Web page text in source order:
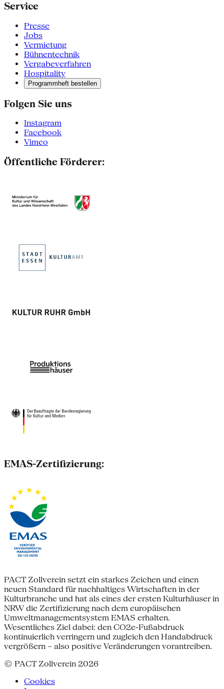
Service
Presse
Jobs
Vermietung
Bühnentechnik
Vergabeverfahren
Hospitality
Programmheft bestellen
Folgen Sie uns
Instagram
Facebook
Vimeo
Öffentliche Förderer:
EMAS-Zertifizierung:
PACT Zollverein setzt ein starkes Zeichen und einen
neuen Standard für nachhaltiges Wirtschaften in der
Kulturbranche und hat als eines der ersten Kulturhäuser in
NRW die Zertifizierung nach dem europäischen
Umweltmanagementsystem EMAS erhalten.
Wesentliches Ziel dabei: den CO2e-Fußabdruck
kontinuierlich verringern und zugleich den Handabdruck
vergrößern – also positive Veränderungen vorantreiben.
© PACT Zollverein 2026
Cookies